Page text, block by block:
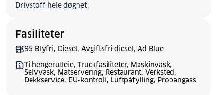
Drivstoff hele døgnet
Fasiliteter
95 Blyfri, Diesel, Avgiftsfri diesel, Ad Blue
Tilhengerutleie, Truckfasiliteter, Maskinvask,
Selvvask, Matservering, Restaurant, Verksted,
Dekkservice, EU-kontroll, Luftpåfylling, Propangass